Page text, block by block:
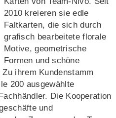
2010 kreieren sie edle
Faltkarten, die sich durch
grafisch bearbeitete florale
Motive, geometrische
Formen und schöne
ihrem Kundenstamm
200 ausgewählte
Die Kooperation
und